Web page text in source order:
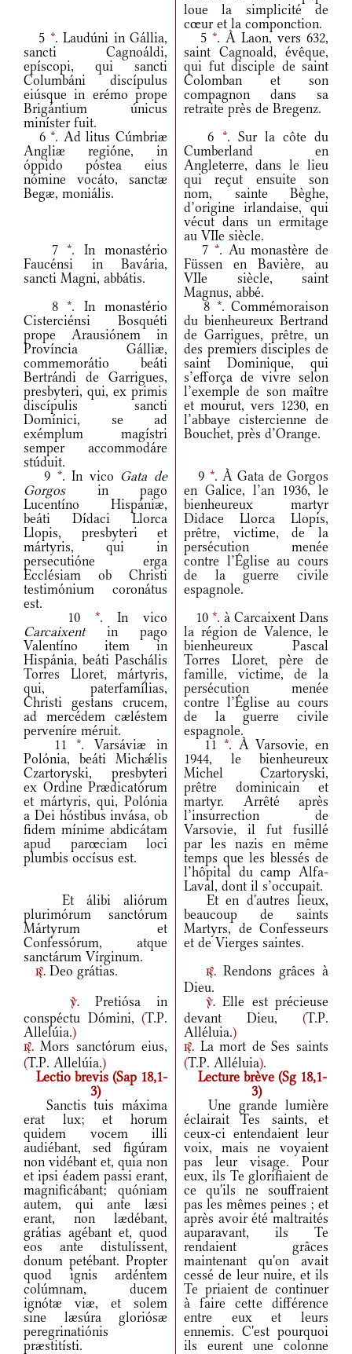
loue la simplicité de
cœur et la componction.
5 *. Laudúni in Gállia,
sancti Cagnoáldi,
epíscopi, qui sancti
Columbáni discípulus
eiúsque in erémo prope
Brigántium únicus
miníster fuit.
5 *. À Laon, vers 632,
saint Cagnoald, évêque,
qui fut disciple de saint
Colomban et son
compagnon dans sa
retraite près de Bregenz.
6*. Ad litus Cúmbriæ
Angliæ regióne, in
óppido póstea eius
nómine vocáto, sanctæ
Begæ, moniális.
6 *. Sur la côte du
Cumberland en
Angleterre, dans le lieu
qui reçut ensuite son
nom, sainte Bèghe,
d’origine irlandaise, qui
vécut dans un ermitage
au VIIe siècle.
7*. In monastério
Faucénsi in Bavária,
sancti Magni, abbátis.
7 *. Au monastère de
Füssen en Bavière, au
VIIe siècle, saint
Magnus, abbé.
8*. In monastério
Cisterciénsi Bosquéti
prope Arausiónem in
Província Gálliæ,
commemorátio beáti
Bertrándi de Garrigues,
presbyteri, qui, ex primis
discípulis sancti
Domínici, se ad
exémplum magístri
semper accommodáre
stúduit.
8 *. Commémoraison
du bienheureux Bertrand
de Garrigues, prêtre, un
des premiers disciples de
saint Dominique, qui
s’efforça de vivre selon
l’exemple de son maître
et mourut, vers 1230, en
l’abbaye cistercienne de
Bouchet, près d’Orange.
9 *. In vico Gata de
Gorgosin pago
Lucentíno Hispániæ,
beáti Dídaci Llorca
Llopis, presbyteri et
mártyris, qui in
persecutióne erga
Ecclésiam ob Christi
testimónium coronátus
est.
9 *. À Gata de Gorgos
en Galice, l’an 1936, le
bienheureux martyr
Didace Llorca Llopis,
prêtre, victime, de la
persécution menée
contre l’Église au cours
de la guerre civile
espagnole.
10 *. In vico
Carcaixentin pago
Valentíno item in
Hispánia, beáti Paschális
Torres Lloret, mártyris,
qui, paterfamílias,
Christi gestans crucem,
ad mercédem cæléstem
perveníre méruit.
10 *. à Carcaixent Dans
la région de Valence, le
bienheureux Pascal
Torres Lloret, père de
famille, victime, de la
persécution menée
contre l’Église au cours
de la guerre civile
espagnole.
11*. Varsáviæ in
Polónia, beáti Michǽlis
Czartoryski, presbyteri
ex Ordine Prædicatórum
et mártyris, qui, Polónia
a Dei hóstibus invása, ob
fidem mínime abdicátam
apud parœciam loci
plumbis occísus est.
11 *. À Varsovie, en
1944, le bienheureux
Michel Czartoryski,
prêtre dominicain et
martyr. Arrêté après
l’insurrection de
Varsovie, il fut fusillé
par les nazis en même
temps que les blessés de
l’hôpital du camp Alfa-
Laval, dont il s’occupait.
Et álibi aliórum
plurimórum sanctórum
Mártyrum et
Confessórum, atque
sanctárum Vírginum.
Et en d'autres lieux,
beaucoup de saints
Martyrs, de Confesseurs
et de Vierges saintes.
r. Deo grátias. r.Rendons grâces à
Dieu.
v.
Pretiósa in
conspéctu Dómini, (T.P.
Allelúia.)
r. Mors sanctórum eius,
(T.P. Allelúia.)
v. Elle est précieuse
devant Dieu, (T.P.
Alléluia.)
r. La mort de Ses saints
(T.P. Alléluia).
Lectio brevis (Sap 18,1-
3)
Lecture brève (Sg 18,1-
3)
Sanctis tuis máxima
erat lux; et horum
quidem vocem illi
audiébant, sed figúram
non vidébant et, quia non
et ipsi éadem passi erant,
magnificábant; quóniam
autem, qui ante læsi
erant, non lædébant,
grátias agébant et, quod
eos ante distulíssent,
donum petébant. Propter
quod ignis ardéntem
colúmnam, ducem
ignótæ viæ, et solem
sine læsúra gloriósæ
peregrinatiónis
præstitísti.
Une grande lumière
éclairait Tes saints, et
ceux-ci entendaient leur
voix, mais ne voyaient
pas leur visage. Pour
eux, ils Te glorifiaient de
ce qu'ils ne souffraient
pas les mêmes peines ; et
après avoir été maltraités
auparavant, ils Te
rendaient grâces
maintenant qu'on avait
cessé de leur nuire, et ils
Te priaient de continuer
à faire cette différence
entre eux et leurs
ennemis. C'est pourquoi
ils eurent une colonne